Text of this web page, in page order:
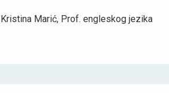
Kristina Marić, Prof. engleskog jezika